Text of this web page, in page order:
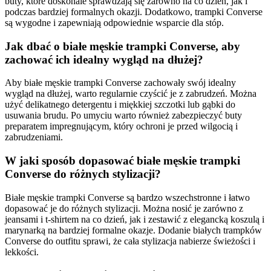
podczas bardziej formalnych okazji. Dodatkowo, trampki Converse
są wygodne i zapewniają odpowiednie wsparcie dla stóp.
Jak dbać o białe męskie trampki Converse, aby
zachować ich idealny wygląd na dłużej?
Aby białe męskie trampki Converse zachowały swój idealny
wygląd na dłużej, warto regularnie czyścić je z zabrudzeń. Można
użyć delikatnego detergentu i miękkiej szczotki lub gąbki do
usuwania brudu. Po umyciu warto również zabezpieczyć buty
preparatem impregnującym, który ochroni je przed wilgocią i
zabrudzeniami.
W jaki sposób dopasować białe męskie trampki
Converse do różnych stylizacji?
Białe męskie trampki Converse są bardzo wszechstronne i łatwo
dopasować je do różnych stylizacji. Można nosić je zarówno z
jeansami i t-shirtem na co dzień, jak i zestawić z elegancką koszulą i
marynarką na bardziej formalne okazje. Dodanie białych trampków
Converse do outfitu sprawi, że cała stylizacja nabierze świeżości i
lekkości.